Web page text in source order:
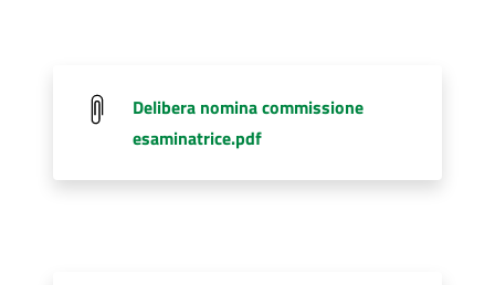
Delibera nomina commissione
esaminatrice.pdf